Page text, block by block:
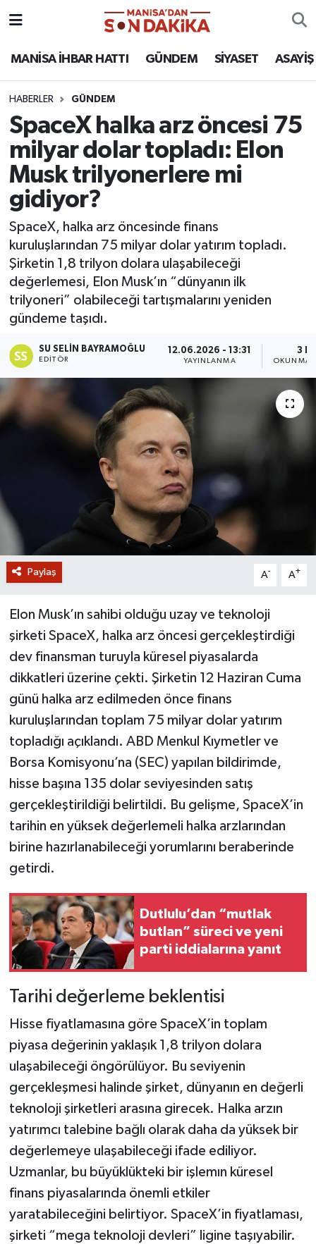
MANİSA İHBAR HATTI GÜNDEM SİYASET ASAYİŞ
HABERLER GÜNDEM
SpaceX halka arz öncesi 75
milyar dolar topladı: Elon
Musk trilyonerlere mi
gidiyor?
SpaceX, halka arz öncesinde finans
kuruluşlarından 75 milyar dolar yatırım topladı.
Şirketin 1,8 trilyon dolara ulaşabileceği
değerlemesi, Elon Musk’ın “dünyanın ilk
trilyoneri” olabileceği tartışmalarını yeniden
gündeme taşıdı.
SU SELIN BAYRAMOĞLU
EDITÖR
12.06.2026 - 13:31
YAYINLANMA
3
OKUNMA
Paylaş A- A+
Elon Musk’ın sahibi olduğu uzay ve teknoloji
şirketi SpaceX, halka arz öncesi gerçekleştirdiği
dev finansman turuyla küresel piyasalarda
dikkatleri üzerine çekti. Şirketin 12 Haziran Cuma
günü halka arz edilmeden önce finans
kuruluşlarından toplam 75 milyar dolar yatırım
topladığı açıklandı. ABD Menkul Kıymetler ve
Borsa Komisyonu’na (SEC) yapılan bildirimde,
hisse başına 135 dolar seviyesinden satış
gerçekleştirildiği belirtildi. Bu gelişme, SpaceX’in
tarihin en yüksek değerlemeli halka arzlarından
birine hazırlanabileceği yorumlarını beraberinde
getirdi.
Dutlulu’dan “mutlak
butlan” süreci ve yeni
parti iddialarına yanıt
Tarihi değerleme beklentisi
Hisse fiyatlamasına göre SpaceX’in toplam
piyasa değerinin yaklaşık 1,8 trilyon dolara
ulaşabileceği öngörülüyor. Bu seviyenin
gerçekleşmesi halinde şirket, dünyanın en değerli
teknoloji şirketleri arasına girecek. Halka arzın
yatırımcı talebine bağlı olarak daha da yüksek bir
değerlemeye ulaşabileceği ifade ediliyor.
Uzmanlar, bu büyüklükteki bir işlemın küresel
finans piyasalarında önemli etkiler
yaratabileceğini belirtiyor. SpaceX’in fiyatlaması,
şirketi “mega teknoloji devleri” ligine taşıyabilir.
ASAYİŞ
KÜLTÜR-SANAT
MAGAZİN
MANİSA'DA TRAFİK
SİYASET
SPOR
YAŞAM
GİZLİLİK SÖZLEŞMESİ
İLETİŞİM
Hava Durumu
Puan Durumu ve Fikstür
Tüm Manşetler
Son Dakika Haberleri
Haber Arşivi